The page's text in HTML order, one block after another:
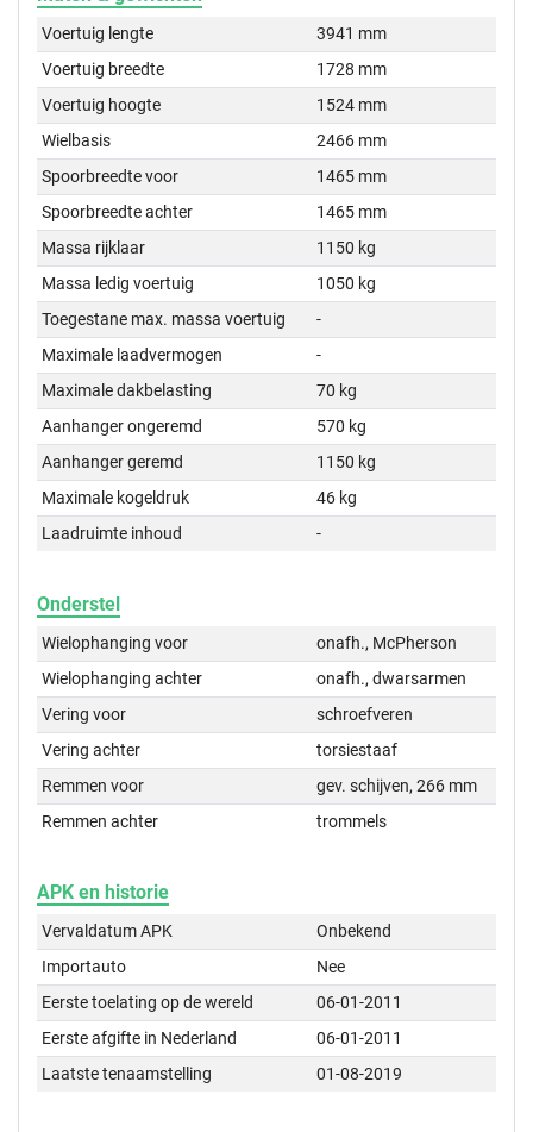
Voertuig lengte
3941 mm
Voertuig breedte
1728 mm
Voertuig hoogte
1524 mm
Wielbasis
2466 mm
Spoorbreedte voor
1465 mm
Spoorbreedte achter
1465 mm
Massa rijklaar
1150 kg
Massa ledig voertuig
1050 kg
Toegestane max. massa voertuig
-
Maximale laadvermogen
-
Maximale dakbelasting
70 kg
Aanhanger ongeremd
570 kg
Aanhanger geremd
1150 kg
Maximale kogeldruk
46 kg
Laadruimte inhoud
-
Onderstel
Wielophanging voor
onafh., McPherson
Wielophanging achter
onafh., dwarsarmen
Vering voor
schroefveren
Vering achter
torsiestaaf
Remmen voor
gev. schijven, 266 mm
Remmen achter
trommels
APK en historie
Vervaldatum APK
Onbekend
Importauto
Nee
Eerste toelating op de wereld
06-01-2011
Eerste afgifte in Nederland
06-01-2011
Laatste tenaamstelling
01-08-2019